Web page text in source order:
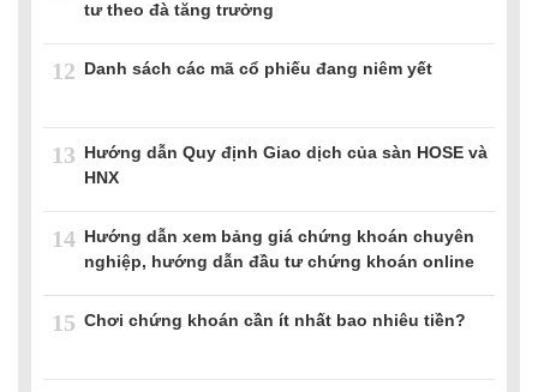
tư theo đà tăng trưởng
12 Danh sách các mã cổ phiếu đang niêm yết
13 Hướng dẫn Quy định Giao dịch của sàn HOSE và
HNX
14 Hướng dẫn xem bảng giá chứng khoán chuyên
nghiệp, hướng dẫn đầu tư chứng khoán online
15 Chơi chứng khoán cần ít nhất bao nhiêu tiền?